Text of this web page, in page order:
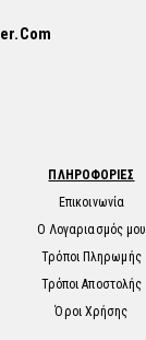
ΠΛΗΡΟΦΟΡΙΕΣ
Επικοινωνία
Ο Λογαριασμός μου
Τρόποι Πληρωμής
Τρόποι Αποστολής
Όροι Χρήσης